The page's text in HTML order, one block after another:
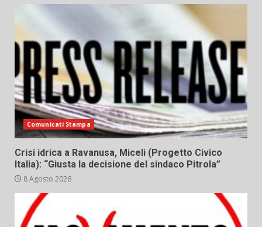
Comunicati Stampa
Crisi idrica a Ravanusa, Miceli (Progetto Civico
Italia): “Giusta la decisione del sindaco Pitrola”
8 Agosto 2026